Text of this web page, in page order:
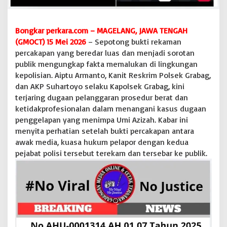
i
e
s
k
r
m
P
o
l
s
k
G
r
a
b
a
g
D
d
Bongkar perkara.com – MAGELANG, JAWA TENGAH
(GMOCT) 15 Mei 2026 – Sepotong bukti rekaman
percakapan yang beredar luas dan menjadi sorotan
publik mengungkap fakta memalukan di lingkungan
kepolisian. Aiptu Armanto, Kanit Reskrim Polsek Grabag,
dan AKP Suhartoyo selaku Kapolsek Grabag, kini
terjaring dugaan pelanggaran prosedur berat dan
ketidakprofesionalan dalam menangani kasus dugaan
penggelapan yang menimpa Umi Azizah. Kabar ini
menyita perhatian setelah bukti percakapan antara
awak media, kuasa hukum pelapor dengan kedua
pejabat polisi tersebut terekam dan tersebar ke publik.